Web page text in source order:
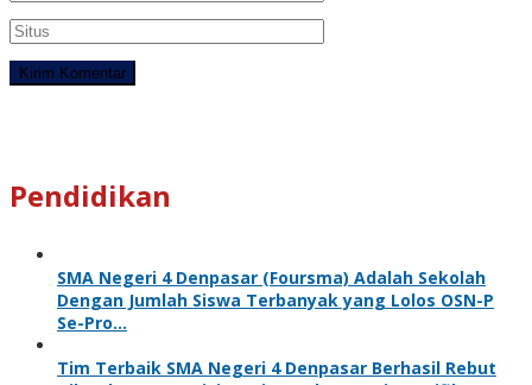
Pendidikan
SMA Negeri 4 Denpasar (Foursma) Adalah Sekolah
Dengan Jumlah Siswa Terbanyak yang Lolos OSN-P
Se-Pro…
Tim Terbaik SMA Negeri 4 Denpasar Berhasil Rebut